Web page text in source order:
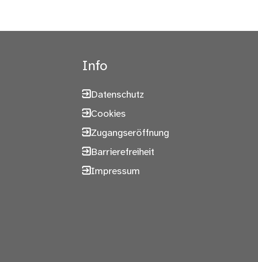
Info
Datenschutz
Cookies
Zugangseröffnung
Barrierefreiheit
Impressum